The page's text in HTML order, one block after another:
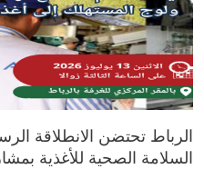
الرباط تحتضن الانطلاقة
السلامة الصحية للأغذية